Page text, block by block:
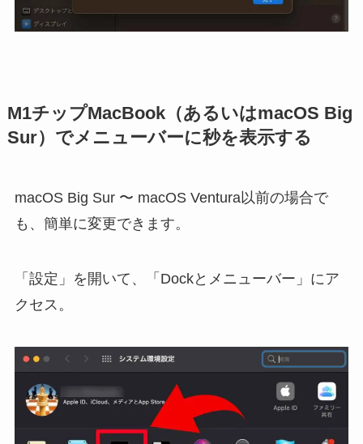
M1チップMacBook（あるいはmacOS Big
Sur）でメニューバーに秒を表示する
macOS Big Sur 〜 macOS Ventura以前の場合で
も、簡単に変更できます。
「設定」を開いて、「Dockとメニューバー」にア
クセス。